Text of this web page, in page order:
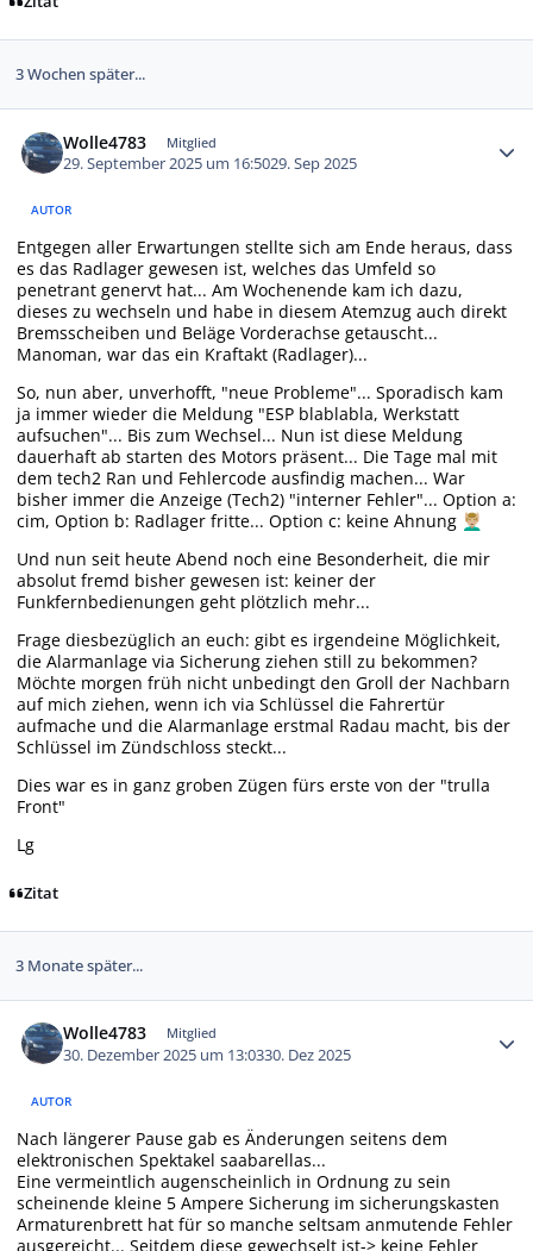
3 Wochen später...
Wolle4783 Mitglied
29. September 2025 um 16:5029. Sep 2025
AUTOR
Entgegen aller Erwartungen stellte sich am Ende heraus, dass
es das Radlager gewesen ist, welches das Umfeld so
penetrant genervt hat... Am Wochenende kam ich dazu,
dieses zu wechseln und habe in diesem Atemzug auch direkt
Bremsscheiben und Beläge Vorderachse getauscht...
Manoman, war das ein Kraftakt (Radlager)...
So, nun aber, unverhofft, "neue Probleme"... Sporadisch kam
ja immer wieder die Meldung "ESP blablabla, Werkstatt
aufsuchen"... Bis zum Wechsel... Nun ist diese Meldung
dauerhaft ab starten des Motors präsent... Die Tage mal mit
dem tech2 Ran und Fehlercode ausfindig machen... War
bisher immer die Anzeige (Tech2) "interner Fehler"... Option a:
cim, Option b: Radlager fritte... Option c: keine Ahnung 💆🏼‍♂️
Und nun seit heute Abend noch eine Besonderheit, die mir
absolut fremd bisher gewesen ist: keiner der
Funkfernbedienungen geht plötzlich mehr...
Frage diesbezüglich an euch: gibt es irgendeine Möglichkeit,
die Alarmanlage via Sicherung ziehen still zu bekommen?
Möchte morgen früh nicht unbedingt den Groll der Nachbarn
auf mich ziehen, wenn ich via Schlüssel die Fahrertür
aufmache und die Alarmanlage erstmal Radau macht, bis der
Schlüssel im Zündschloss steckt...
Dies war es in ganz groben Zügen fürs erste von der "trulla
Front"
Lg
Zitat
3 Monate später...
Wolle4783 Mitglied
30. Dezember 2025 um 13:0330. Dez 2025
AUTOR
Nach längerer Pause gab es Änderungen seitens dem
elektronischen Spektakel saabarellas...
Eine vermeintlich augenscheinlich in Ordnung zu sein
scheinende kleine 5 Ampere Sicherung im sicherungskasten
Armaturenbrett hat für so manche seltsam anmutende Fehler
ausgereicht... Seitdem diese gewechselt ist-> keine Fehler